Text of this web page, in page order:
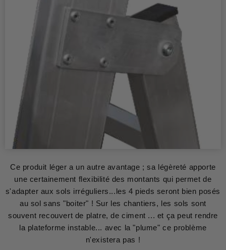
Ce produit léger a un autre avantage ; sa légèreté apporte
une certainement flexibilité des montants qui permet de
s'adapter aux sols irréguliers...les 4 pieds seront bien posés
au sol sans "boiter" ! Sur les chantiers, les sols sont
souvent recouvert de platre, de ciment ... et ça peut rendre
la plateforme instable... avec la "plume" ce problème
n'existera pas !